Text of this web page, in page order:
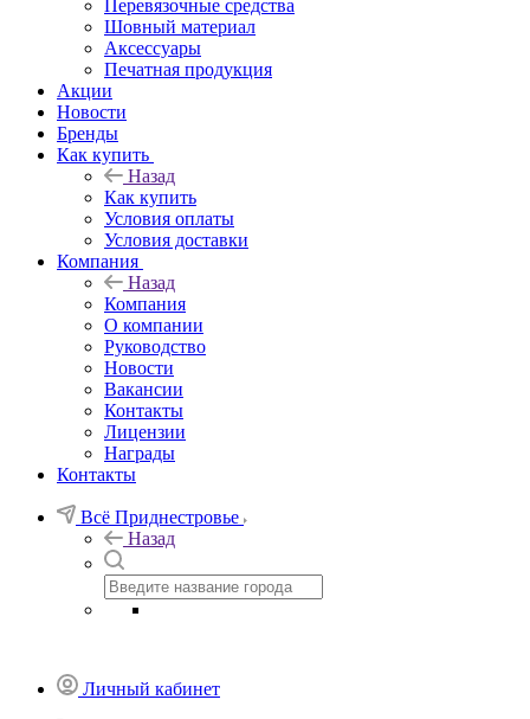
Перевязочные средства
Шовный материал
Аксессуары
Печатная продукция
Акции
Новости
Бренды
Как купить
Назад
Как купить
Условия оплаты
Условия доставки
Компания
Назад
Компания
О компании
Руководство
Новости
Вакансии
Контакты
Лицензии
Награды
Контакты
Всё Приднестровье
Назад
Личный кабинет